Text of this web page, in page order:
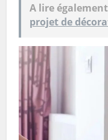
A lire
projet de